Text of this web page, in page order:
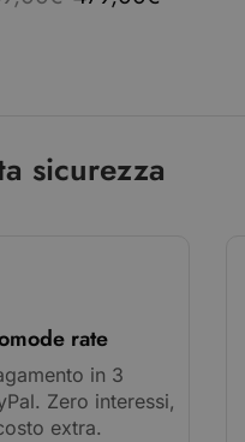
sicurezza
rate
in 3
Zero interessi,
extra.